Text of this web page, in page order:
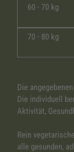
60 - 70 kg
70 - 80 kg
Die
Die individuell
Aktivität,
Rein
alle gesunden,